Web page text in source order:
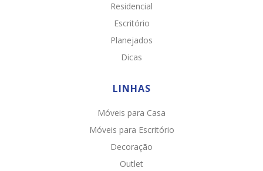
Residencial
Escritório
Planejados
Dicas
LINHAS
Móveis para Casa
Móveis para Escritório
Decoração
Outlet
Chat WhatsApp
Por favor, preencha os campos abaixo para